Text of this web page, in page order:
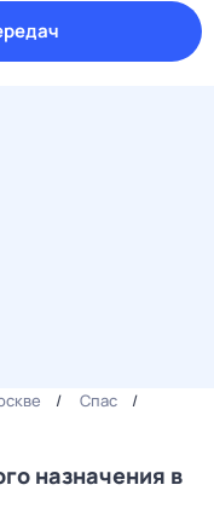
Спас
назначения в